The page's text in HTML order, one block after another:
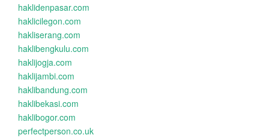
haklidenpasar.com
haklicilegon.com
hakliserang.com
haklibengkulu.com
haklijogja.com
haklijambi.com
haklibandung.com
haklibekasi.com
haklibogor.com
perfectperson.co.uk